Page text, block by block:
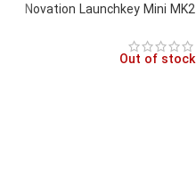
Novation Launchkey Mini MK2
Out of stock